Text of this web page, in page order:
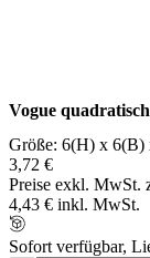
Vogue
Größe: 6(H) x 6(B)
3,72 €
Preise exkl. MwSt.
4,43 € inkl. MwSt.
Sofort verfügbar,